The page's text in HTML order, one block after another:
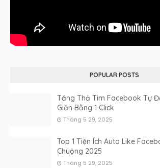
POPULAR POSTS
Tăng Thả Tim Facebook Tự
Giản Bằng 1 Click
Tháng 5 29, 2025
Top 1 Tiện Ích Auto Like
Chuộng 2025
Tháng 5 29, 2025